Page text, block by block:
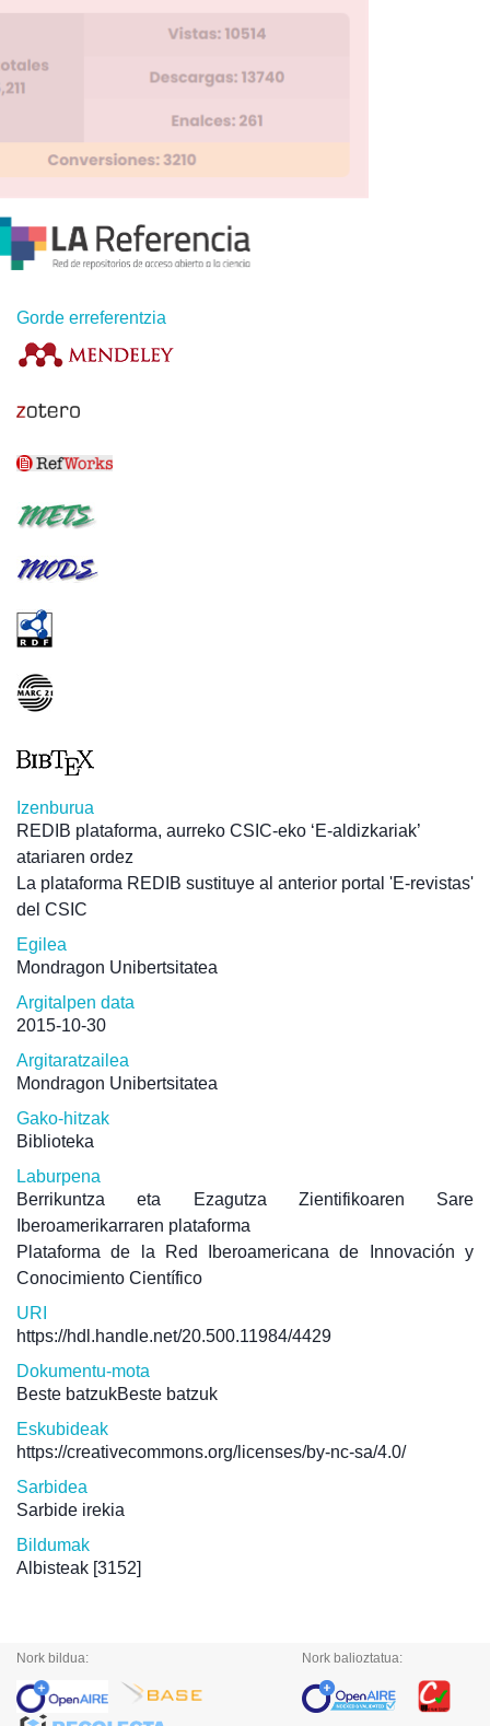
Gorde erreferentzia
Izenburua
REDIB plataforma, aurreko CSIC-eko ‘E-aldizkariak’
atariaren ordez
La plataforma REDIB sustituye al anterior portal 'E-revistas'
del CSIC
Egilea
Mondragon Unibertsitatea
Argitalpen data
2015-10-30
Argitaratzailea
Mondragon Unibertsitatea
Gako-hitzak
Biblioteka
Laburpena
Berrikuntza eta Ezagutza Zientifikoaren Sare
Iberoamerikarraren plataforma
Plataforma de la Red Iberoamericana de Innovación y
Conocimiento Científico
URI
https://hdl.handle.net/20.500.11984/4429
Dokumentu-mota
Beste batzukBeste batzuk
Eskubideak
https://creativecommons.org/licenses/by-nc-sa/4.0/
Sarbidea
Sarbide irekia
Bildumak
Albisteak [3152]
Nork bildua: Nork balioztatua: